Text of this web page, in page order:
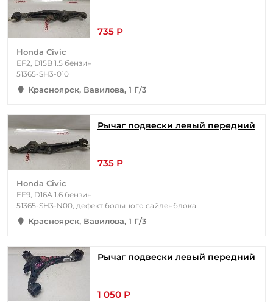
735 Р
Honda Civic
EF2, D15B 1.5 бензин
51365-SH3-010
Красноярск, Вавилова, 1 Г/3
Рычаг подвески левый передний
735 Р
Honda Civic
EF9, D16A 1.6 бензин
51365-SH3-N00, дефект большого сайленблока
Красноярск, Вавилова, 1 Г/3
Рычаг подвески левый передний
1 050 Р